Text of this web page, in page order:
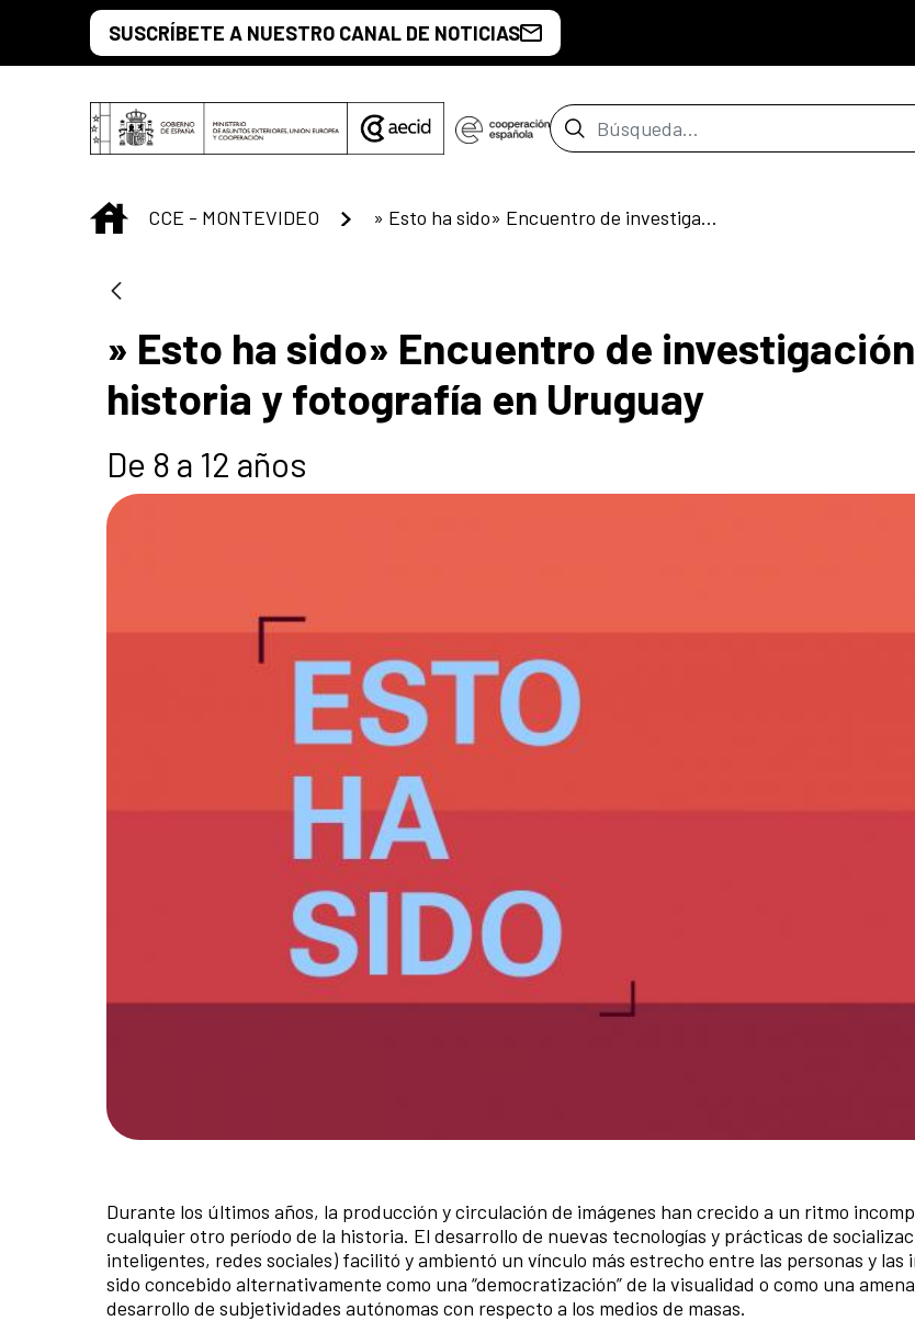
Saltar al contenido principal
SUSCRÍBETE A NUESTRO CANAL DE NOTICIAS
Barra de búsqueda
INICIO
CCE - MONTEVIDEO » Esto ha sido» Encuentro de investigación sobre historia y fotografía en Uruguay
» Esto ha sido» Encuentro de
historia y fotografía en Uruguay
De 8 a 12 años
Durante los últimos años, la producción y circulación de imágenes han crecido a un ritmo
cualquier otro período de la historia. El desarrollo de nuevas tecnologías y prácticas de
inteligentes, redes sociales) facilitó y ambientó un vínculo más estrecho entre las personas y las
sido concebido alternativamente como una “democratización” de la visualidad o como una
desarrollo de subjetividades autónomas con respecto a los medios de masas.